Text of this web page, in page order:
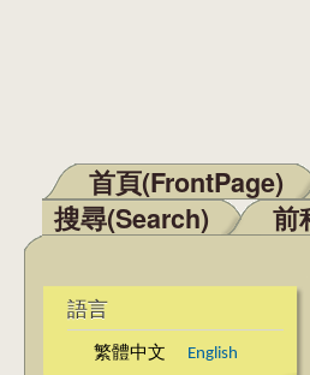
主選單
首頁(FrontPage)
搜尋(Search)
前
語言
繁體中文 English